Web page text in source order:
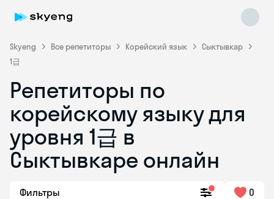
Skyeng Все репетиторы Корейский язык
Сыктывкар
1급
Репетиторы по
корейскому языку для
уровня 1급 в
Сыктывкаре онлайн
Фильтры 0
Skyeng Chat